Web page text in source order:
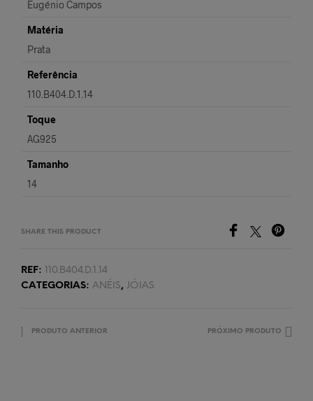
Eugénio Campos
Matéria
Prata
Referência
110.B404.D.1.14
Toque
AG925
Tamanho
14
SHARE THIS PRODUCT
REF: 110.B404.D.1.14
CATEGORIAS: ANÉIS, JÓIAS
PRODUTO ANTERIOR PRÓXIMO PRODUTO